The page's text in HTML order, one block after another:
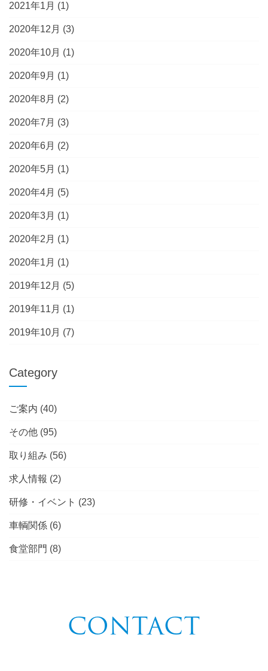
2021年1月 (1)
2020年12月 (3)
2020年10月 (1)
2020年9月 (1)
2020年8月 (2)
2020年7月 (3)
2020年6月 (2)
2020年5月 (1)
2020年4月 (5)
2020年3月 (1)
2020年2月 (1)
2020年1月 (1)
2019年12月 (5)
2019年11月 (1)
2019年10月 (7)
Category
ご案内 (40)
その他 (95)
取り組み (56)
求人情報 (2)
研修・イベント (23)
車輌関係 (6)
食堂部門 (8)
CONTACT